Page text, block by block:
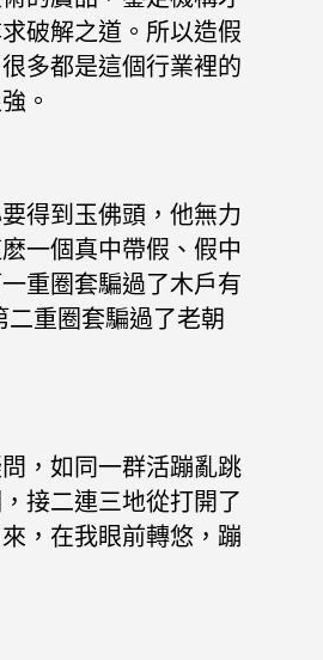
破解之道。所以造假
多都是這個行業裡的
。
得到玉佛頭，他無力
一個真中帶假、假中
重圈套騙過了木戶有
重圈套騙過了老朝
，如同一群活蹦亂跳
接二連三地從打開了
，在我眼前轉悠，蹦